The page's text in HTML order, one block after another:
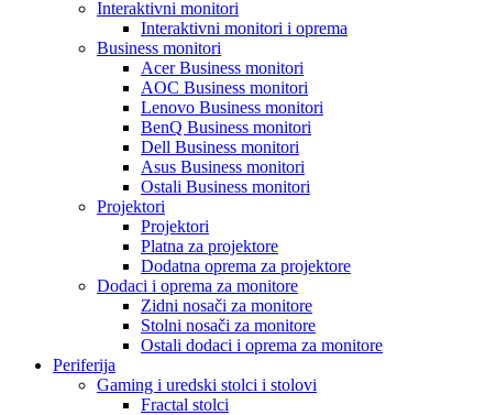
Interaktivni monitori
Interaktivni monitori i oprema
Business monitori
Acer Business monitori
AOC Business monitori
Lenovo Business monitori
BenQ Business monitori
Dell Business monitori
Asus Business monitori
Ostali Business monitori
Projektori
Projektori
Platna za projektore
Dodatna oprema za projektore
Dodaci i oprema za monitore
Zidni nosači za monitore
Stolni nosači za monitore
Ostali dodaci i oprema za monitore
Periferija
Gaming i uredski stolci i stolovi
Fractal stolci